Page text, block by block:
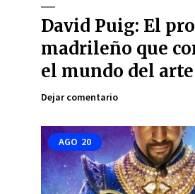
David Puig: El
madrileño que
el mundo del arte
Dejar comentario
AGO 20